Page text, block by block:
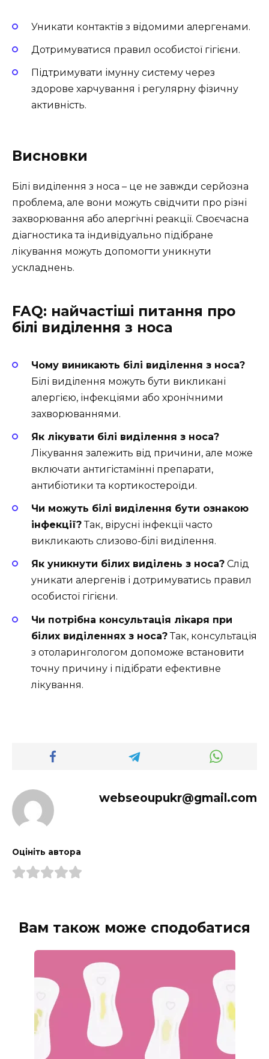
Уникати контактів з відомими алергенами.
Дотримуватися правил особистої гігієни.
Підтримувати імунну систему через
здорове харчування і регулярну фізичну
активність.
Висновки
Білі виділення з носа – це не завжди серйозна
проблема, але вони можуть свідчити про різні
захворювання або алергічні реакції. Своєчасна
діагностика та індивідуально підібране
лікування можуть допомогти уникнути
ускладнень.
FAQ: найчастіші питання про
білі виділення з носа
Чому виникають білі виділення з носа?
Білі виділення можуть бути викликані
алергією, інфекціями або хронічними
захворюваннями.
Як лікувати білі виділення з носа?
Лікування залежить від причини, але може
включати антигістамінні препарати,
антибіотики та кортикостероїди.
Чи можуть білі виділення бути ознакою
інфекції?Так, вірусні інфекції часто
викликають слизово-білі виділення.
Як уникнути білих виділень з носа? Слід
уникати алергенів і дотримуватись правил
особистої гігієни.
Чи потрібна консультація лікаря при
білих виділеннях з носа?Так, консультація
з отоларингологом допоможе встановити
точну причину і підібрати ефективне
лікування.
webseoupukr@gmail.com
Оцініть автора
Вам також може сподобатися